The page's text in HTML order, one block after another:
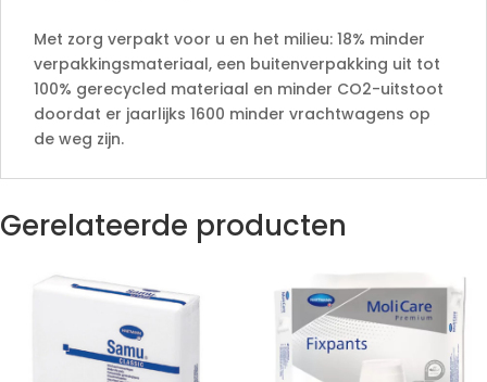
Met zorg verpakt voor u en het milieu: 18% minder
verpakkingsmateriaal, een buitenverpakking uit tot
100% gerecycled materiaal en minder CO2-uitstoot
doordat er jaarlijks 1600 minder vrachtwagens op
de weg zijn.
Gerelateerde producten